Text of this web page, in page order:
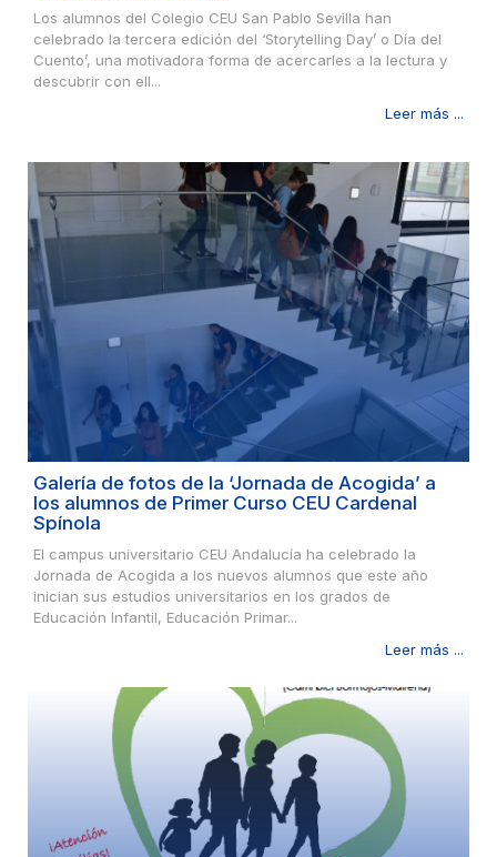
Los alumnos del Colegio CEU San Pablo Sevilla han
celebrado la tercera edición del ‘Storytelling Day’ o Día del
Cuento’, una motivadora forma de acercarles a la lectura y
descubrir con ell...
Leer más ...
Galería de fotos de la ‘Jornada de Acogida’ a
los alumnos de Primer Curso CEU Cardenal
Spínola
El campus universitario CEU Andalucía ha celebrado la
Jornada de Acogida a los nuevos alumnos que este año
inician sus estudios universitarios en los grados de
Educación Infantil, Educación Primar...
Leer más ...